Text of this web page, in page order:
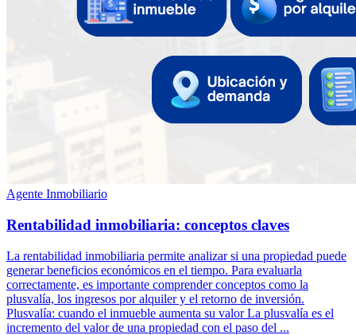
Agente Inmobiliario
Rentabilidad inmobiliaria: conceptos claves
La rentabilidad inmobiliaria permite analizar si una propiedad puede
generar beneficios económicos en el tiempo. Para evaluarla
correctamente, es importante comprender conceptos como la
plusvalía, los ingresos por alquiler y el retorno de inversión.
Plusvalía: cuando el inmueble aumenta su valor La plusvalía es el
incremento del valor de una propiedad con el paso del ...